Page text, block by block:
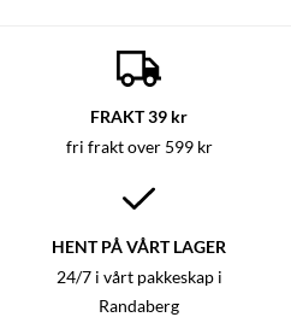
FRAKT 39 kr
fri frakt over 599 kr
HENT PÅ VÅRT LAGER
24/7 i vårt pakkeskap i
Randaberg